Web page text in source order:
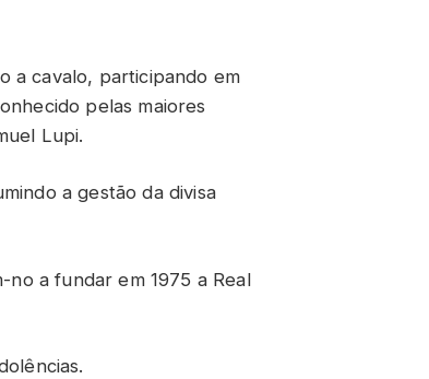
a cavalo, participando em
pelas maiores
Lupi.
a gestão da divisa
a fundar em 1975 a Real